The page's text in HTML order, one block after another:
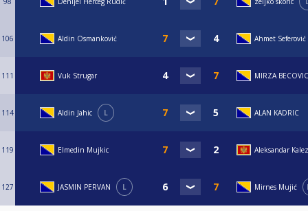
106 Aldin Osmanković Ahmet Seferović
111 Vuk Strugar MIRZA BECOVIC
114 Aldin Jahic L ALAN KADRIC
119 Elmedin Mujkic Aleksandar
127 JASMIN PERVAN L Mirnes Mujić